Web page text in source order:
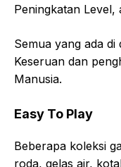
Peningkatan Level,
Semua yang ada di
Keseruan dan
Manusia.
Easy To Play
Beberapa koleksi
roda, gelas air,